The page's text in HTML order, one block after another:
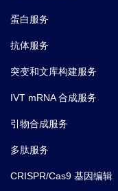
蛋白服务
抗体服务
突变和文库构建服务
IVT mRNA 合成服务
引物合成服务
多肽服务
CRISPR/Cas9 基因编辑